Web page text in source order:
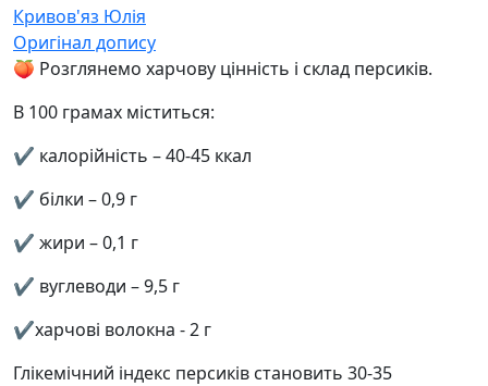
Кривов'яз Юлія
Оригінал допису
🍑 Розглянемо харчову цінність і склад персиків.
В 100 грамах міститься:
✔️ калорійність – 40-45 ккал
✔️ білки – 0,9 г
✔️ жири – 0,1 г
✔️ вуглеводи – 9,5 г
✔️харчові волокна - 2 г
Глікемічний індекс персиків становить 30-35